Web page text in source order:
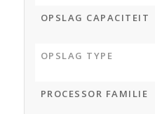
OPSLAG CAPACITEIT
OPSLAG TYPE
PROCESSOR FAMILIE